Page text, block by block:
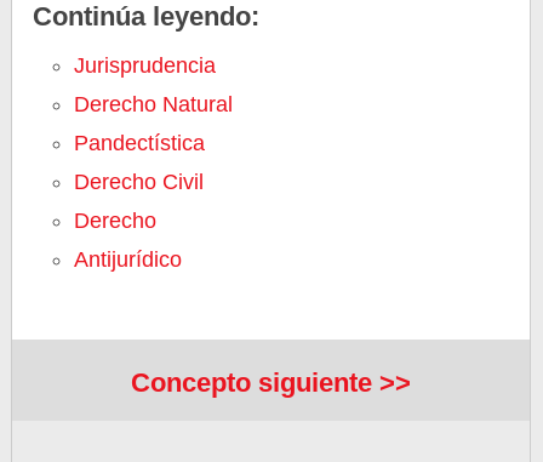
Continúa leyendo:
Jurisprudencia
Derecho Natural
Pandectística
Derecho Civil
Derecho
Antijurídico
Concepto siguiente >>